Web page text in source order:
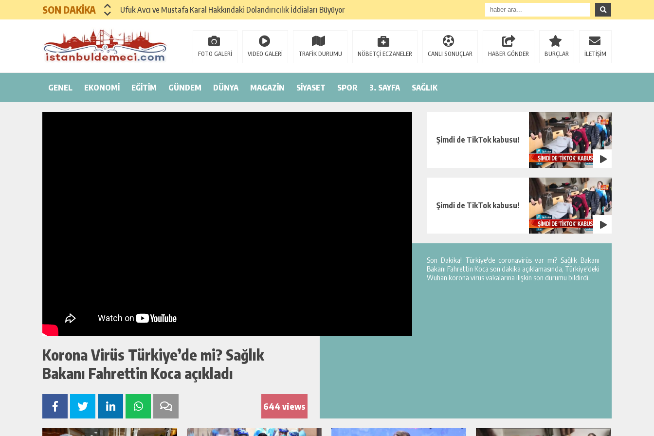
SON DAKİKA
Ufuk Avcı ve Mustafa Karal Hakkındaki Dolandırıcılık İddiaları Büyüyor
Hayırsever İş İnsanı Mehmet Aslan: “Çanakkale, Bir Milletin Yeniden Doğuşudur”
Sinemada Yapay Zeka Sempozyumu Beyoğlu’nda Düzenleniyor
İspanya Sağlık Turizminde 2026 Hedeflerini Büyütüyor
FOTO GALERİ VIDEO GALERİ TRAFİK DURUMU NÖBETÇİ ECZANELER CANLI SONUÇLAR HABER GÖNDER BURÇLAR İLETİŞİM
GENEL EKONOMİ EĞİTİM GÜNDEM DÜNYA MAGAZİN SİYASET SPOR 3. SAYFA SAĞLIK
Son Dakika! Türkiye'de coronavirüs var mı? Sağlık Bakanı
Bakanı Fahrettin Koca son dakika açıklamasında, Türkiye'deki
Wuhan korona virüs vakalarına ilişkin son durumu bildirdi.
Şimdi de TikTok kabusu!
Şimdi de TikTok kabusu!
Korona Virüs Türkiye’de mi? Sağlık
Bakanı Fahrettin Koca açıkladı
644 views